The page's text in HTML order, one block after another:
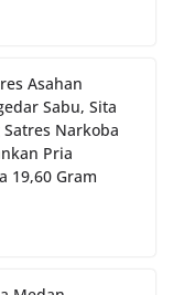
Asahan
Sabu, Sita
Narkoba
Pria
19,60 Gram